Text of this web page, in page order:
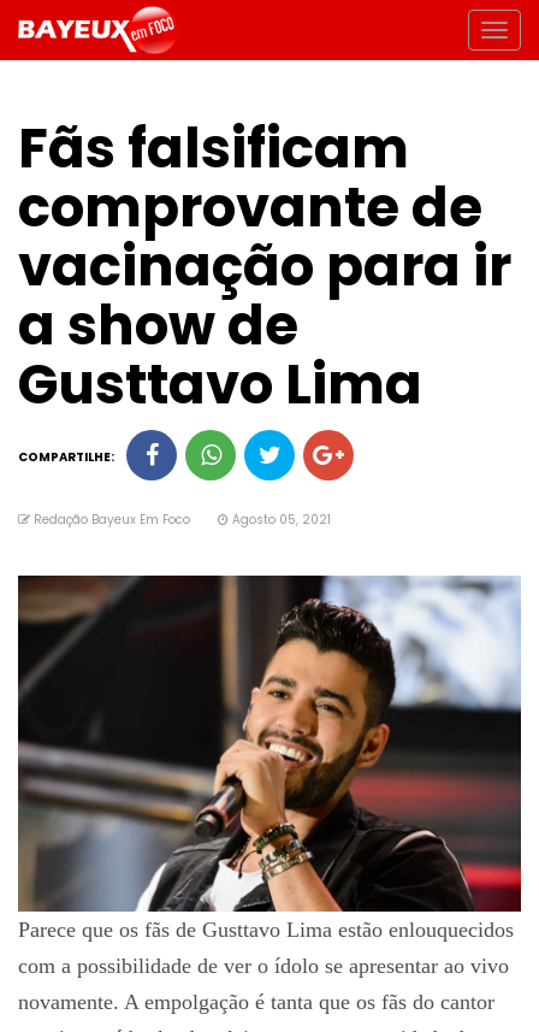
Fãs falsificam
comprovante de
vacinação para ir
a show de
Gusttavo Lima
COMPARTILHE:
Redação Bayeux Em Foco Agosto 05, 2021
Parece que os fãs de Gusttavo Lima estão enlouquecidos
com a possibilidade de ver o ídolo se apresentar ao vivo
novamente. A empolgação é tanta que os fãs do cantor